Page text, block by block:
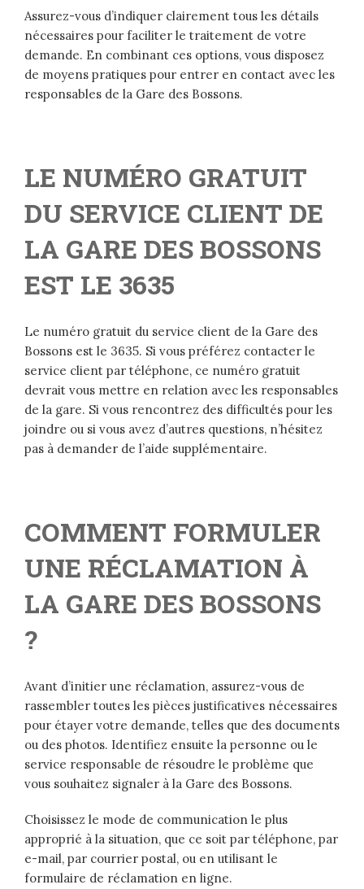
Assurez-vous d’indiquer clairement tous les détails
nécessaires pour faciliter le traitement de votre
demande. En combinant ces options, vous disposez
de moyens pratiques pour entrer en contact avec les
responsables de la Gare des Bossons.
LE NUMÉRO GRATUIT
DU SERVICE CLIENT DE
LA GARE DES BOSSONS
EST LE 3635
Le numéro gratuit du service client de la Gare des
Bossons est le 3635. Si vous préférez contacter le
service client par téléphone, ce numéro gratuit
devrait vous mettre en relation avec les responsables
de la gare. Si vous rencontrez des difficultés pour les
joindre ou si vous avez d’autres questions, n’hésitez
pas à demander de l’aide supplémentaire.
COMMENT FORMULER
UNE RÉCLAMATION À
LA GARE DES BOSSONS
?
Avant d’initier une réclamation, assurez-vous de
rassembler toutes les pièces justificatives nécessaires
pour étayer votre demande, telles que des documents
ou des photos. Identifiez ensuite la personne ou le
service responsable de résoudre le problème que
vous souhaitez signaler à la Gare des Bossons.
Choisissez le mode de communication le plus
approprié à la situation, que ce soit par téléphone, par
e-mail, par courrier postal, ou en utilisant le
formulaire de réclamation en ligne.